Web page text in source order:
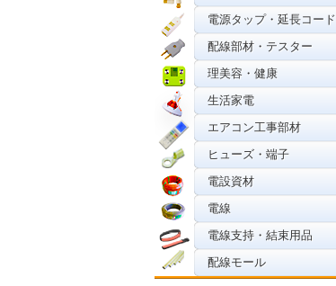
電源タップ・延長コード
配線部材・テスター
理美容・健康
生活家電
エアコン工事部材
ヒューズ・端子
電設資材
電線
電線支持・結束用品
配線モール